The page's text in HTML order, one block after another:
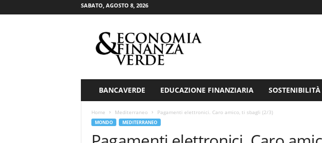
SABATO, AGOSTO 8, 2026
BANCAVERDE EDUCAZIONE FINANZIARIA SOSTENIBILITÀ
Home Mediterraneo Pagamenti elettronici. Caro amico, ti sbagli (2/3)
MONDO MEDITERRANEO